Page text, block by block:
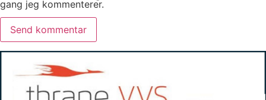
gang jeg kommenterer.